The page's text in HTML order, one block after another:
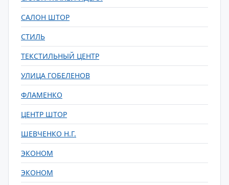
САЛОН ШТОР
СТИЛЬ
ТЕКСТИЛЬНЫЙ ЦЕНТР
УЛИЦА ГОБЕЛЕНОВ
ФЛАМЕНКО
ЦЕНТР ШТОР
ШЕВЧЕНКО Н.Г.
ЭКОНОМ
ЭКОНОМ